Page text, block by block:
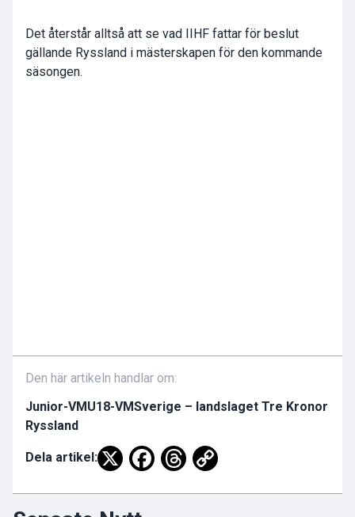
Det återstår alltså att se vad IIHF fattar för beslut
gällande Ryssland i mästerskapen för den kommande
säsongen.
Den här artikeln handlar om:
Junior-VM U18-VMSverige – landslaget Tre Kronor
Ryssland
Dela artikel: